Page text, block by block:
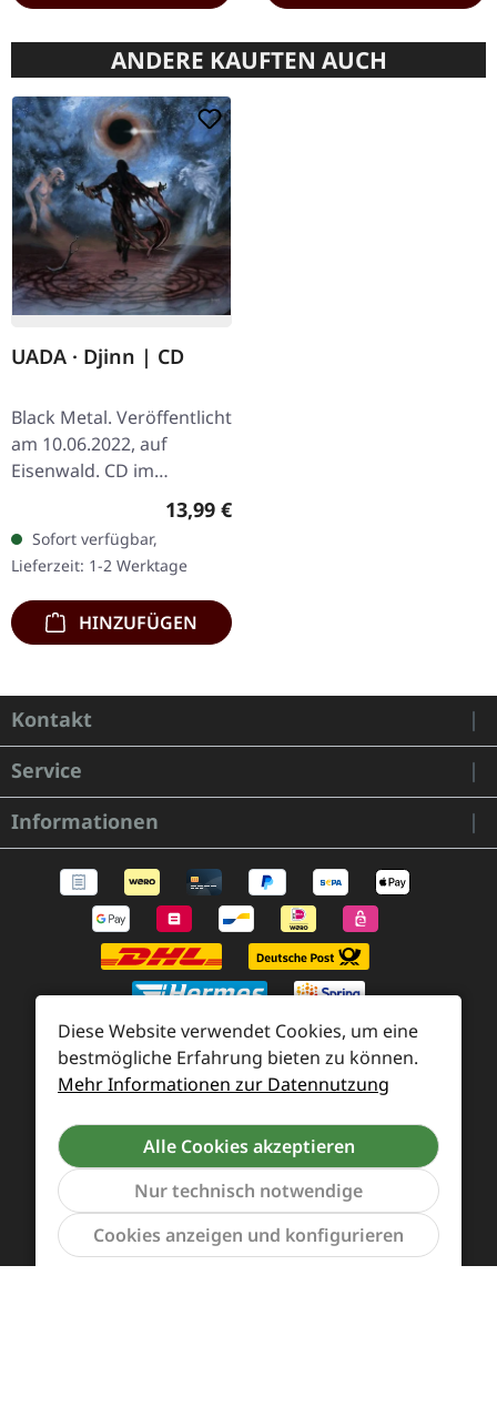
ANDERE KAUFTEN AUCH
UADA · Djinn | CD
Black Metal. Veröffentlicht
am 10.06.2022, auf
Eisenwald. CD im
Jewelcase. UADA kehren
Vollalbum "Djinn" zurück,
einer…
Regulärer Preis:
13,99 €
Sofort verfügbar,
Lieferzeit: 1-2 Werktage
HINZUFÜGEN
Kontakt
Service
Informationen
Zahlung und Versand
Widerrufsrecht und Rücksendung
Kontakt
Händleranfragen
Cookie-Voreinstellungen
Alle Preise inkl. gesetzl. Mehrwertsteuer zzgl.
Diese Website verwendet Cookies, um eine
bestmögliche Erfahrung bieten zu können.
Mehr Informationen zur Datennutzung
Alle Cookies akzeptieren
Nur technisch notwendige
Cookies anzeigen und konfigurieren